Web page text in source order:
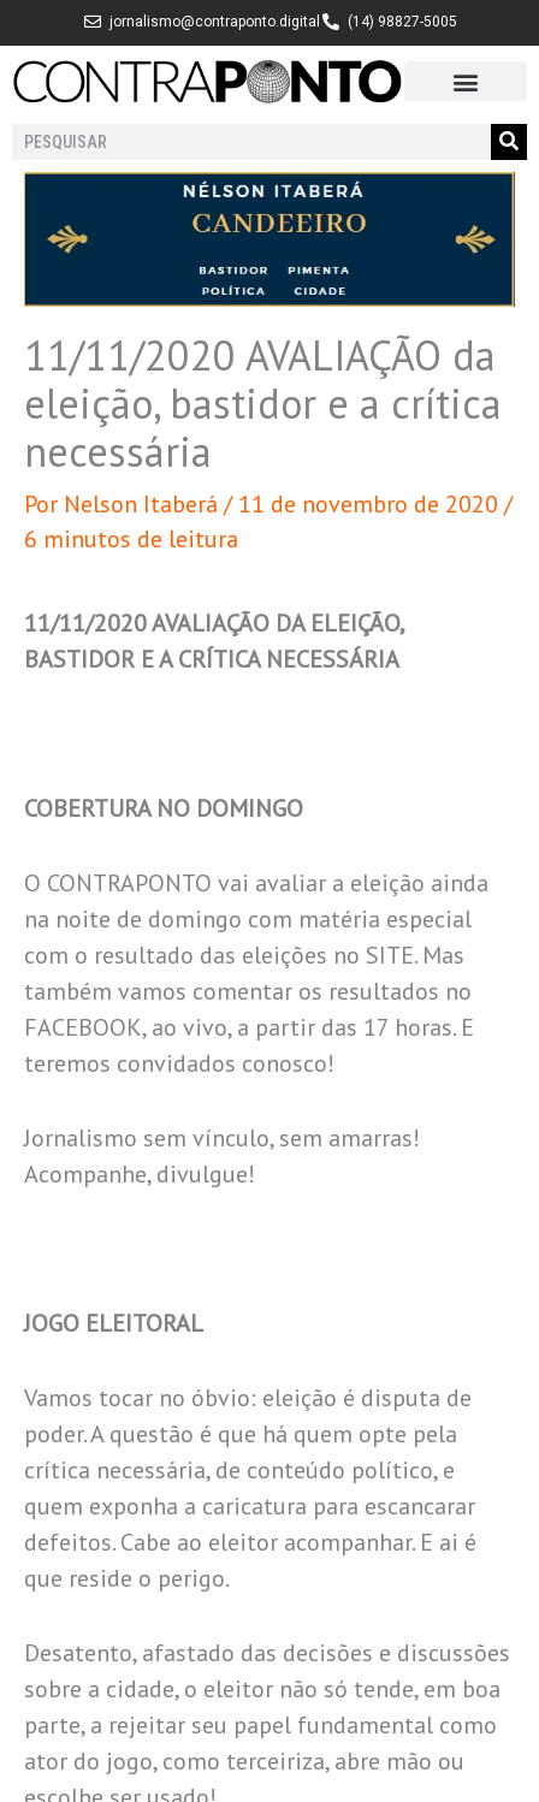
para
jornalismo@contraponto.digital (14) 98827-5005
Pesquisar
11/11/2020 AVALIAÇÃO da
eleição, bastidor e a crítica
necessária
Por Nelson Itaberá /11 de novembro de 2020 /
6 minutos de leitura
11/11/2020 AVALIAÇÃO DA ELEIÇÃO,
BASTIDOR E A CRÍTICA NECESSÁRIA
COBERTURA NO DOMINGO
O CONTRAPONTO vai avaliar a eleição ainda
na noite de domingo com matéria especial
com o resultado das eleições no SITE. Mas
também vamos comentar os resultados no
FACEBOOK, ao vivo, a partir das 17 horas. E
teremos convidados conosco!
Jornalismo sem vínculo, sem amarras!
Acompanhe, divulgue!
JOGO ELEITORAL
Vamos tocar no óbvio: eleição é disputa de
poder. A questão é que há quem opte pela
crítica necessária, de conteúdo político, e
quem exponha a caricatura para escancarar
defeitos. Cabe ao eleitor acompanhar. E ai é
que reside o perigo.
Desatento, afastado das decisões e discussões
sobre a cidade, o eleitor não só tende, em boa
parte, a rejeitar seu papel fundamental como
ator do jogo, como terceiriza, abre mão ou